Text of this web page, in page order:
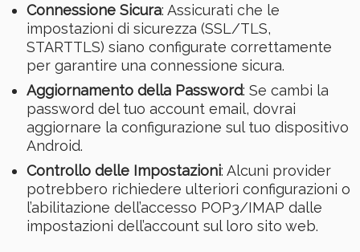
Connessione Sicura: Assicurati che le
impostazioni di sicurezza (SSL/TLS,
STARTTLS) siano configurate correttamente
per garantire una connessione sicura.
Aggiornamento della Password: Se cambi la
password del tuo account email, dovrai
aggiornare la configurazione sul tuo dispositivo
Android.
Controllo delle Impostazioni: Alcuni provider
potrebbero richiedere ulteriori configurazioni o
l’abilitazione dell’accesso POP3/IMAP dalle
impostazioni dell’account sul loro sito web.